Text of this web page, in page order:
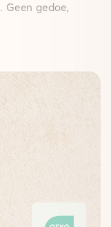
Geen gedoe,